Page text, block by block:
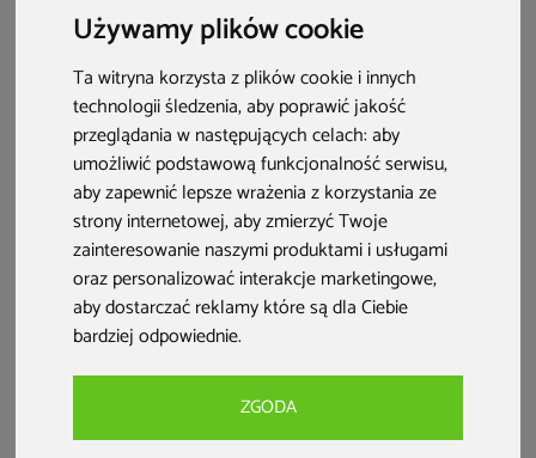
Używamy plików cookie
Ta witryna korzysta z plików cookie i innych
technologii śledzenia, aby poprawić jakość
przeglądania w następujących celach:aby
umożliwić podstawową funkcjonalność serwisu,
aby zapewnić lepsze wrażenia z korzystania ze
strony internetowej,aby zmierzyć Twoje
zainteresowanie naszymi produktami i usługami
oraz personalizować interakcje marketingowe,
aby dostarczać reklamy które są dla Ciebie
bardziej odpowiednie.
ZGODA
musisz! Wystarczy tylko wiedzieć, jak ogrzać miejsce na
zewnątrz. Sprawdź zatem nasze podpowiedzi i dowiedz się,
jaki ogrzewacz na taras wybrać!